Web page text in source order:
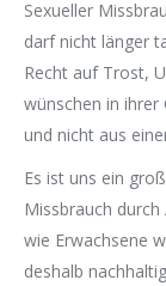
Sexueller
darf nicht länger
Recht auf Trost,
wünschen in ihrer
und nicht aus
Es ist uns ein
Missbrauch durch
wie Erwachsene
deshalb